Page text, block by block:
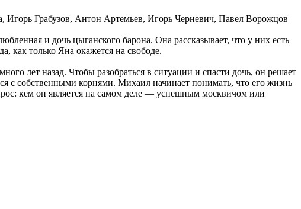
Грабузов, Антон Артемьев, Игорь Черневич, Павел Ворожцов
и дочь цыганского барона. Она рассказывает, что у них есть
как только Яна окажется на свободе.
лет назад. Чтобы разобраться в ситуации и спасти дочь, он решает
с собственными корнями. Михаил начинает понимать, что его жизнь
кем он является на самом деле — успешным москвичом или